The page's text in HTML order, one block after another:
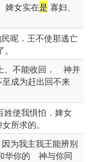
婢女实在是 寡妇、
呢．王不使那逃亡
、不能收回． 神并
成为赶出回不来
姓使我惧怕．婢女
所求的。
为我主我王能辨别
华你的 神与你同